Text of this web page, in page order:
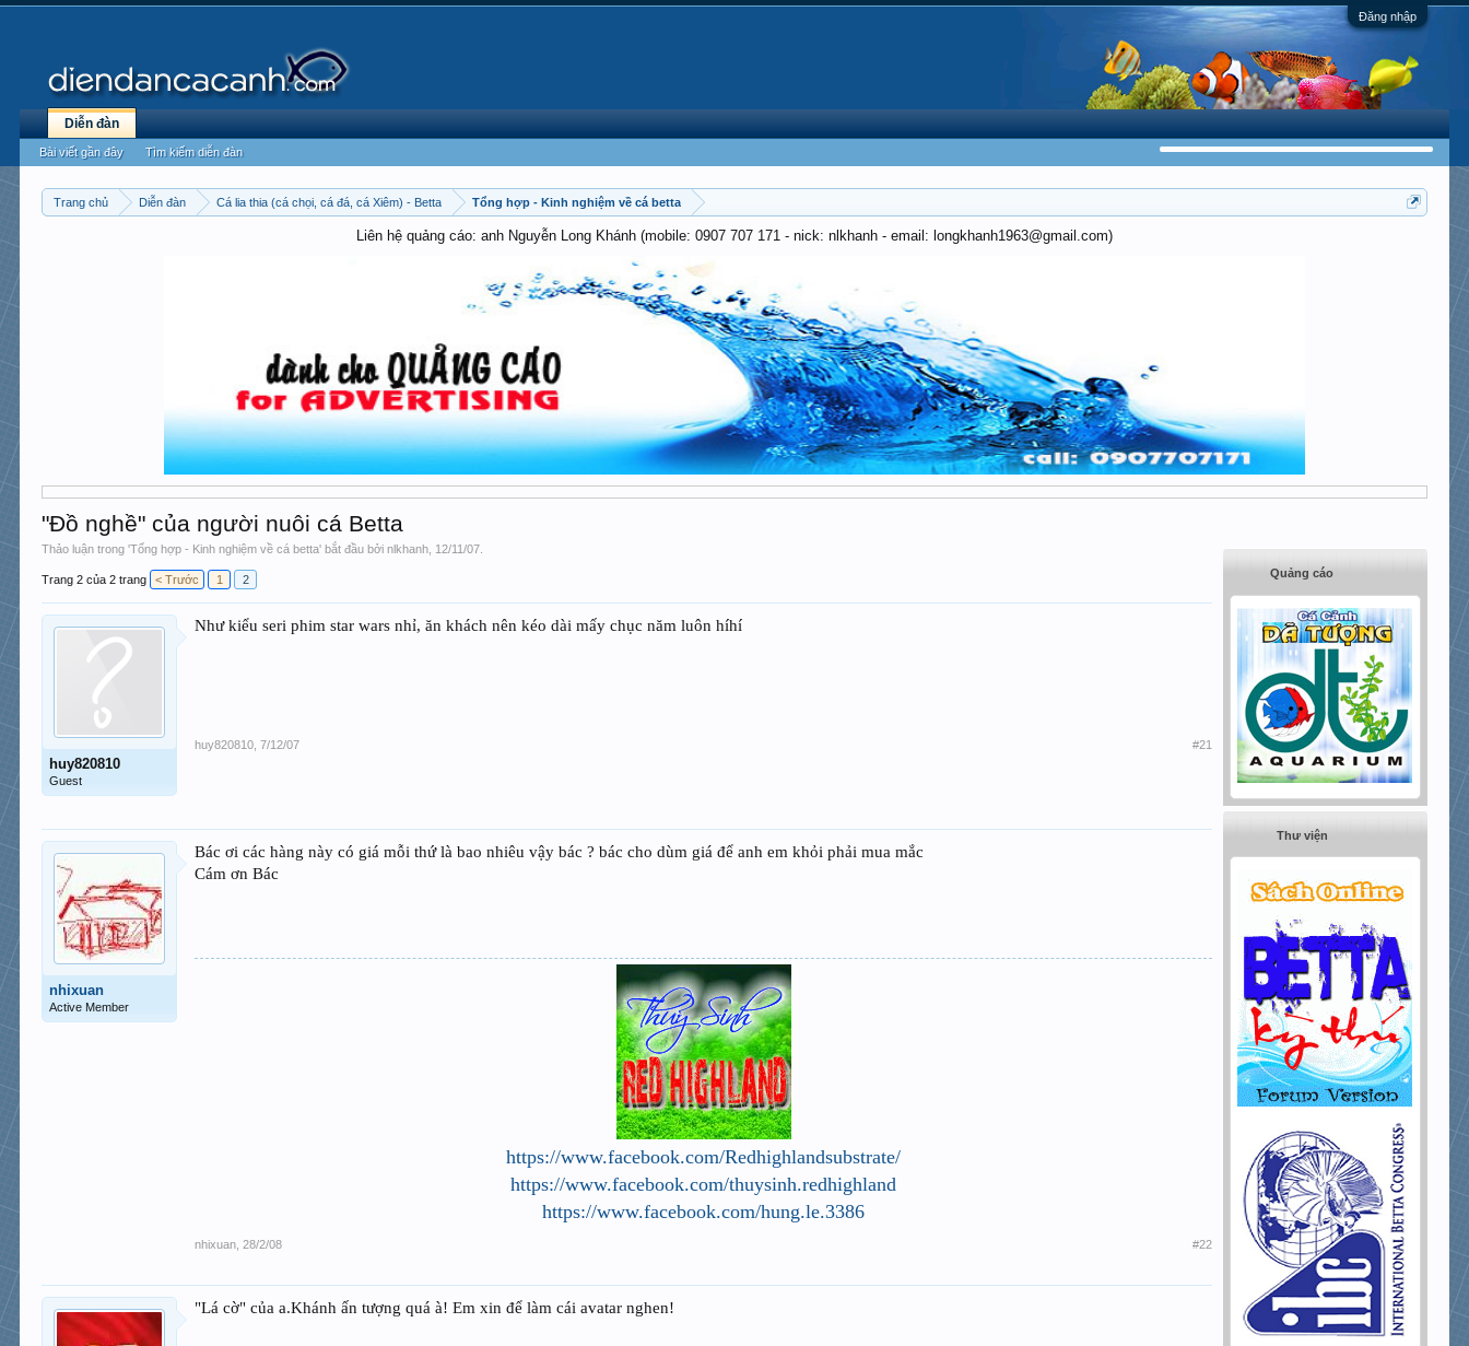
Đăng nhập
Trang chủ Diễn đàn Cá lia thia (cá chọi, cá đá, cá Xiêm) - Betta Tổng hợp - Kinh nghiệm về cá betta
Liên hệ quảng cáo: anh Nguyễn Long Khánh (mobile: 0907 707 171 - nick: nlkhanh - email: longkhanh1963@gmail.com)
"Đồ nghề" của người nuôi cá Betta
Thảo luận trong 'Tổng hợp - Kinh nghiệm về cá betta' bắt đầu bởinlkhanh 12/11/07
Trang 2 của 2 trang < Trước 1 2
huy820810
Guest
Như kiểu seri phim star wars nhỉ, ăn khách nên kéo dài mấy chục năm luôn híhí
huy820810 7/12/07 #21
nhixuan
Active Member
Bác ơi các hàng này có giá mỗi thứ là bao nhiêu vậy bác ? bác cho dùm giá để anh em khỏi phải mua mắc
Cám ơn Bác
https://www.facebook.com/Redhighlandsubstrate/
https://www.facebook.com/thuysinh.redhighland
https://www.facebook.com/hung.le.3386
nhixuan 28/2/08 #22
"Lá cờ" của a.Khánh ấn tượng quá à! Em xin để làm cái avatar nghen!
Quảng cáo
Thư viện
Diễn đàn
Bài viết gần đây Tìm kiếm diễn đàn